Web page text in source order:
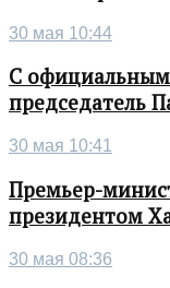
30 мая 10:44
С
председатель
30 мая 10:41
Премьер-
президентом
30 мая 08:36